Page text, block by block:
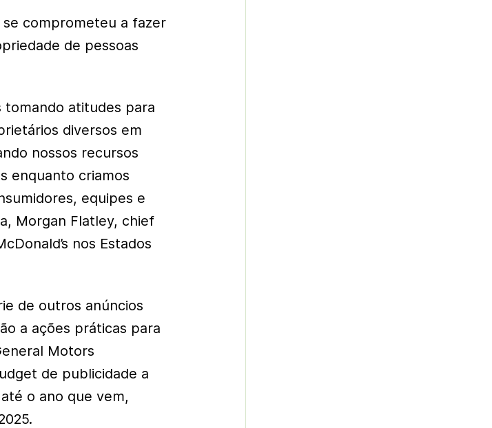
comprometeu a fazer
de pessoas
tomando atitudes para
diversos em
nossos recursos
enquanto criamos
equipes e
Morgan Flatley, chief
nos Estados
de outros anúncios
a ações práticas para
Motors
de publicidade a
o ano que vem,